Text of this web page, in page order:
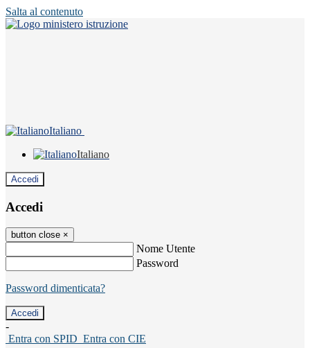
Salta al contenuto
Italiano
Italiano
Accedi
Accedi
button close ×
Nome Utente
Password
Password dimenticata?
-
Entra con SPID Entra con CIE